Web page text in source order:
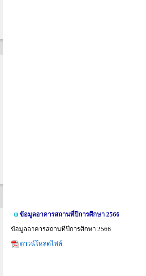
ข้อมูลอาคารสถานที่ปีการศึกษา 2566
ข้อมูลอาคารสถานที่ปีการศึกษา 2566
ดาวน์โหลดไฟล์